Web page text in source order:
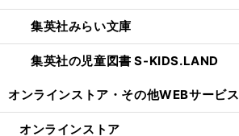
集英社みらい文庫
集英社の児童図書 S-KIDS.LAND
オンラインストア・ その他WEBサービス
オンラインストア